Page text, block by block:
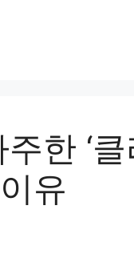
한 ‘
유